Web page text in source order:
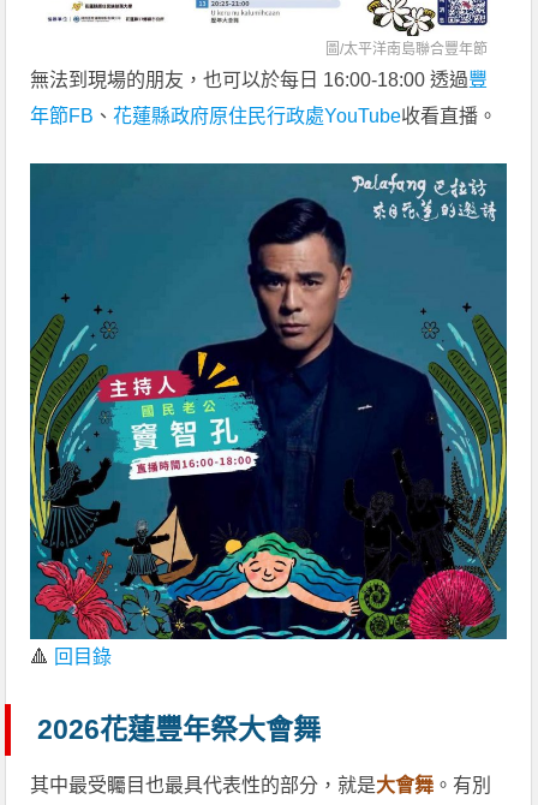
圖/太平洋南島聯合豐年節
無法到現場的朋友，也可以於每日 16:00-18:00 透過豐
年節FB 、花蓮縣政府原住民行政處YouTube收看直播。
🔺 回目錄
2026花蓮豐年祭大會舞
其中最受矚目也最具代表性的部分，就是大會舞 。有別